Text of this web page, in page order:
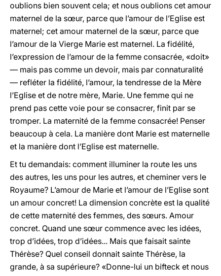
oublions bien souvent cela; et nous oublions cet amour
maternel de la sœur, parce que l’amour de l’Eglise est
maternel; cet amour maternel de la sœur, parce que
l’amour de la Vierge Marie est maternel. La fidélité,
l’expression de l’amour de la femme consacrée, «doit»
— mais pas comme un devoir, mais par connaturalité
— refléter la fidélité, l’amour, la tendresse de la Mère
l’Eglise et de notre mère, Marie. Une femme qui ne
prend pas cette voie pour se consacrer, finit par se
tromper. La maternité de la femme consacrée! Penser
beaucoup à cela. La manière dont Marie est maternelle
et la manière dont l’Eglise est maternelle.
Et tu demandais: comment illuminer la route les uns
des autres, les uns pour les autres, et cheminer vers le
Royaume? L’amour de Marie et l’amour de l’Eglise sont
un amour concret! La dimension concrète est la qualité
de cette maternité des femmes, des sœurs. Amour
concret. Quand une sœur commence avec les idées,
trop d’idées, trop d’idées... Mais que faisait sainte
Thérèse? Quel conseil donnait sainte Thérèse, la
grande, à sa supérieure? «Donne-lui un bifteck et nous